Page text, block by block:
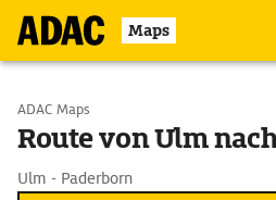
Maps
Start wählen
ADAC Maps
Route von Ulm
Ulm - Paderborn